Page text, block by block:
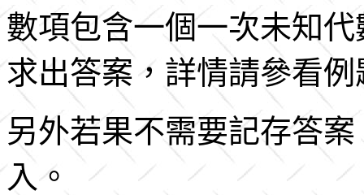
數項包含一個一次未知
求出答案，詳情請參看例
另外若果不需要記存答
入。